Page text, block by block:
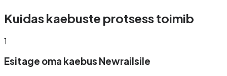
Kuidas kaebuste protsess toimib
1
Esitage oma kaebus Newrailsile